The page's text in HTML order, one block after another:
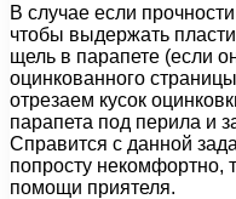
В случае если
чтобы выдержать
щель в парапете (если
оцинкованного
отрезаем кусок
парапета под перила и
Справится с данной
попросту некомфортно,
помощи приятеля.